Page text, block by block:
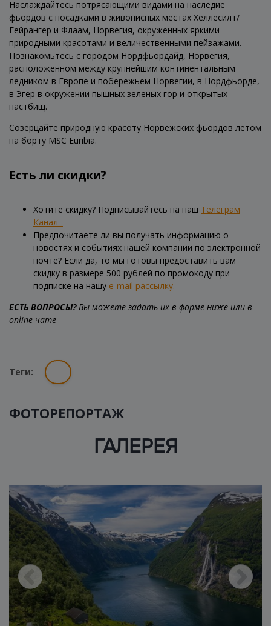
Наслаждайтесь потрясающими видами на наследие
фьордов с посадками в живописных местах Хеллесилт/
Гейрангер и Флаам, Норвегия, окруженных яркими
природными красотами и величественными пейзажами.
Познакомьтесь с городом Нордфьордайд, Норвегия,
расположенном между крупнейшим континентальным
ледником в Европе и побережьем Норвегии, в Нордфьорде,
в Эгер в окружении пышных зеленых гор и открытых
пастбищ.
Созерцайте природную красоту Норвежских фьордов летом
на борту MSC Euribia.
Есть ли скидки?
Хотите скидку? Подписывайтесь на наш Телеграм
Канал
Предпочитаете ли вы получать информацию о
новостях и событиях нашей компании по электронной
почте? Если да, то мы готовы предоставить вам
скидку в размере 500 рублей по промокоду при
подписке на нашу e-mail рассылку.
ЕСТЬ ВОПРОСЫ?Вы можете задать их в форме ниже или в
online чате
Теги:
ФОТОРЕПОРТАЖ
ГАЛЕРЕЯ